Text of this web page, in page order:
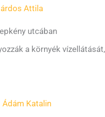
Attila
utcában
a környék
Ádám Katalin